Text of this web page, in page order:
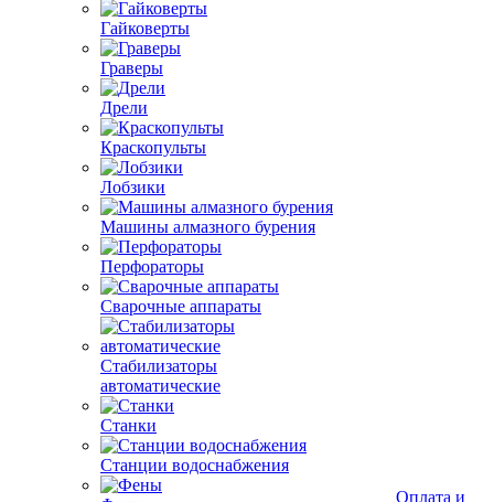
Гайковерты
Граверы
Дрели
Краскопульты
Лобзики
Машины алмазного бурения
Перфораторы
Сварочные аппараты
Стабилизаторы
автоматические
Станки
Станции водоснабжения
Оплата и